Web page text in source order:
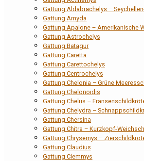
Gattung Aldabrachelys –
Gattung Amyda
Gattung Apalone – Amerikanische
Gattung Astrochelys
Gattung Batagur
Gattung Caretta
Gattung Carettochelys
Gattung Centrochelys
Gattung Chelonia – Grüne
Gattung Chelonoidis
Gattung Chelus –
Gattung Chelydra –
Gattung Chersina
Gattung Chitra – Kurzkopf-
Gattung Chrysemys –
Gattung Claudius
Gattung Clemmys